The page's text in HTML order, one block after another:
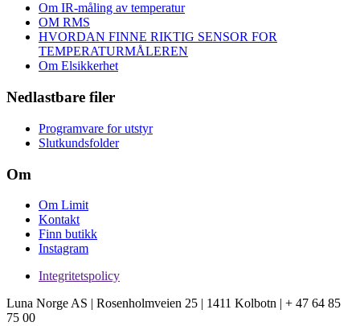
Om IR-måling av temperatur
OM RMS
HVORDAN FINNE RIKTIG SENSOR FOR
TEMPERATURMÅLEREN
Om Elsikkerhet
Nedlastbare filer
Programvare for utstyr
Slutkundsfolder
Om
Om Limit
Kontakt
Finn butikk
Instagram
Integritetspolicy
Luna Norge AS | Rosenholmveien 25 | 1411 Kolbotn | + 47 64 85
75 00